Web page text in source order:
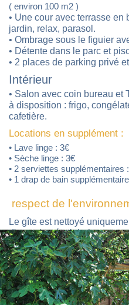
( environ 100 m2 )
• Une cour avec terrasse
jardin, relax, parasol.
• Ombrage sous le figuier
• Détente dans le parc et
• 2 places de parking privé
Intérieur
• Salon avec coin bureau et
à disposition : frigo,
cafetière.
Locations en supplément :
• Lave linge : 3€
• Sèche linge : 3€
• 2 serviettes supplémentaires
• 1 drap de bain
respect de
Le gîte est nettoyé
d'entretien écolabel